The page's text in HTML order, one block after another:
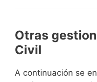
Otras
Civil
A continuación se